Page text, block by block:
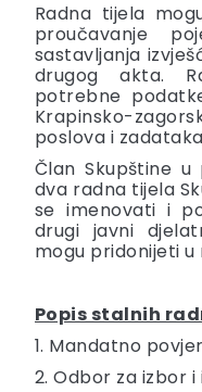
Radna tijela
proučavanje
sastavljanja
drugog akta.
potrebne
Krapinsko-
poslova i
Član Skupštine
dva radna tijela
se imenovati i
drugi javni
mogu pridonijeti
Popis stalnih
1. Mandatno
2. Odbor za izbor